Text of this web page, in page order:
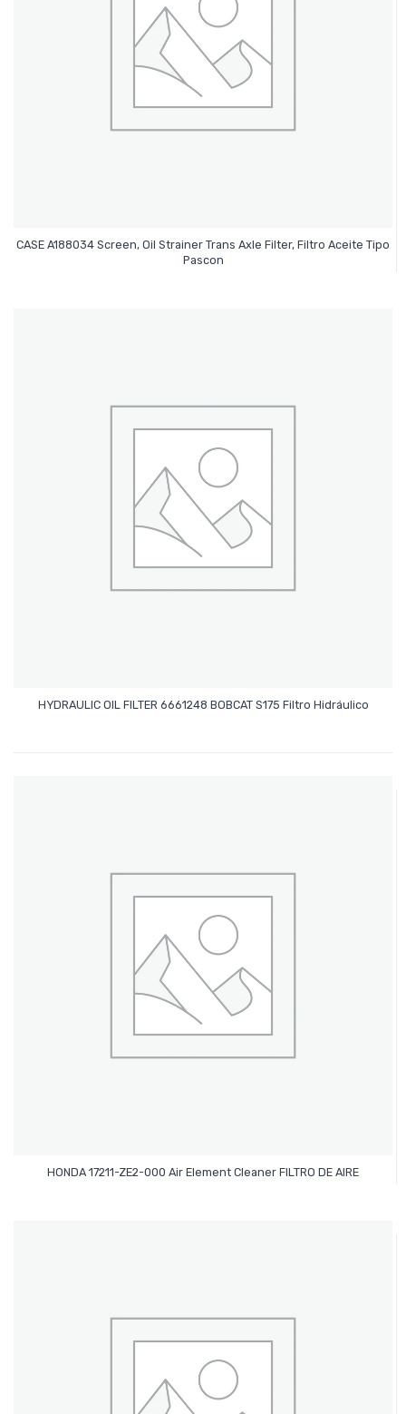
CASE A188034 Screen, Oil Strainer Trans Axle Filter, Filtro Aceite Tipo
Pascon
Leer Más
HYDRAULIC OIL FILTER 6661248 BOBCAT S175 Filtro Hidráulico
HONDA 17211-ZE2-000 Air Element Cleaner FILTRO DE AIRE